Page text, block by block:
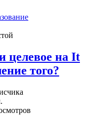
целевое на It
того?